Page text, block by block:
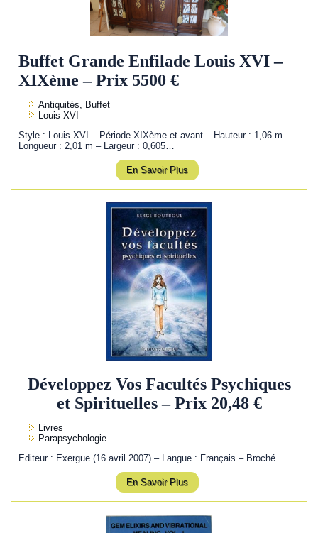
Buffet Grande Enfilade Louis XVI –
XIXème – Prix 5500 €
Antiquités, Buffet
Louis XVI
Style : Louis XVI – Période XIXème et avant – Hauteur : 1,06 m –
Longueur : 2,01 m – Largeur : 0,605…
En Savoir Plus
Développez Vos Facultés Psychiques
et Spirituelles – Prix 20,48 €
Livres
Parapsychologie
Editeur : Exergue (16 avril 2007) – Langue : Français – Broché…
En Savoir Plus